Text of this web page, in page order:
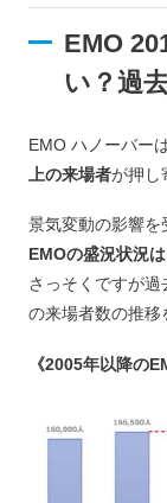
EMO
い？過
EMO ハノーバー
上の来場者が押し
景気変動の影響を
EMOの盛況状況
さっそくですが
の来場者数の推移
《2005年以降の